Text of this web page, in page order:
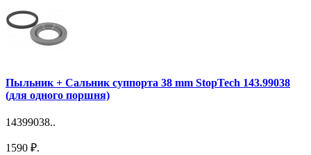
Пыльник + Сальник суппорта 38 mm StopTech 143.99038
(для одного поршня)
14399038..
1590 ₽.